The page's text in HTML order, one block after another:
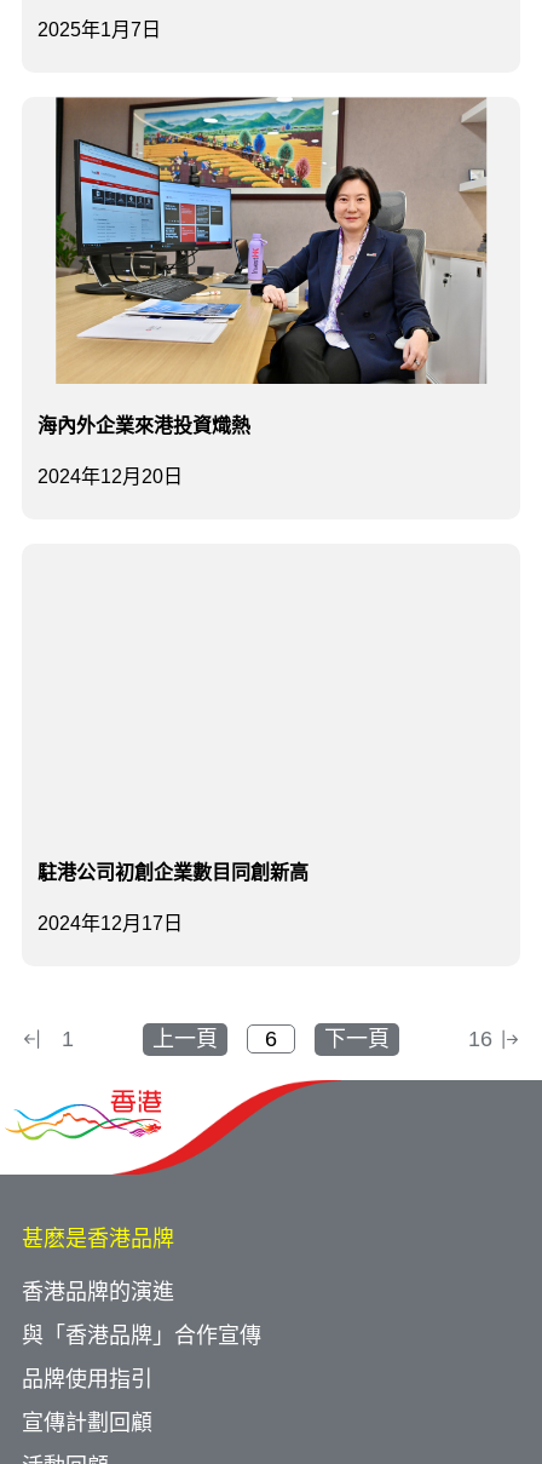
2025年1月7日
2024年12月20日
海內外企業來港投資熾熱
2024年12月17日
駐港公司初創企業數目同創新高
1 上一頁 下一頁 16
甚麽是香港品牌
香港品牌的演進
與「香港品牌」合作宣傳
品牌使用指引
宣傳計劃回顧